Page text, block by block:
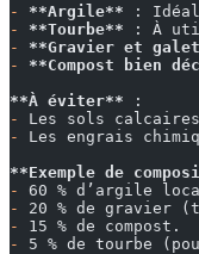
-
**Argile** :
-
**Tourbe** : À
-
**Gravier et
-
**Compost bien
**À éviter** :
-
Les sols
-
Les engrais
**Exemple de
-
60 % d’argile
-
20 % de gravier
-
15 % de compost.
-
5 % de tourbe